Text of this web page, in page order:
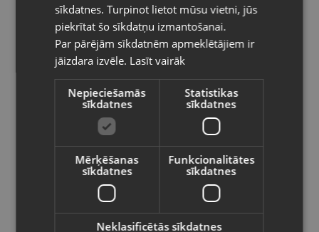
15.00€
Pasūtījumi tiks piegādāti uz
izvēlēto valsti
Vietnes saturs būs attēlots izvēlētajā
valodā
Valsts
Latviešu / Latvian
sīkdatnes. Turpinot lietot mūsu vietni, jūs
piekrītat šo sīkdatņu izmantošanai.
Par pārējām sīkdatnēm apmeklētājiem ir
jāizdara izvēle. Lasīt vairāk
Nepieciešamās
sīkdatnes
Statistikas
sīkdatnes
Mērķēšanas
sīkdatnes
Funkcionalitātes
sīkdatnes
Neklasificētās sīkdatnes